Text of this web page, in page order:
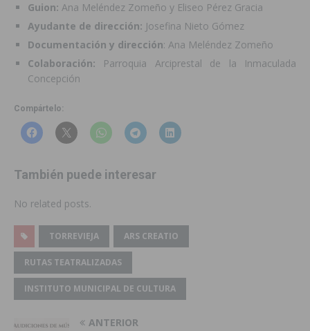
Guion: Ana Meléndez Zomeño y Eliseo Pérez Gracia
Ayudante de dirección: Josefina Nieto Gómez
Documentación y dirección: Ana Meléndez Zomeño
Colaboración: Parroquia Arciprestal de la Inmaculada
Concepción
Compártelo:
También puede interesar
No related posts.
TORREVIEJA ARS CREATIO
RUTAS TEATRALIZADAS
INSTITUTO MUNICIPAL DE CULTURA
ANTERIOR